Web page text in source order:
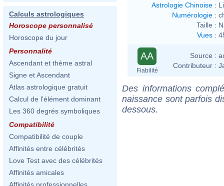
Calculs astrologiques
Horoscope personnalisé
Horoscope du jour
Personnalité
Ascendant et thème astral
Signe et Ascendant
Atlas astrologique gratuit
Calcul de l'élément dominant
Les 360 degrés symboliques
Compatibilité
Compatibilité de couple
Affinités entre célébrités
Love Test avec des célébrités
Affinités amicales
Astrologie Chinoise :
Numérologie :
Taille :
Vues :
AA
Fiabilité
Source :
Contributeur :
Des informations
naissance sont parfois
dessous.